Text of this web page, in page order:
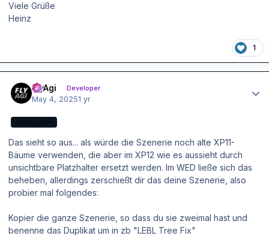
Viele Grüße
Heinz
1
FlyAgi Developer
May 4, 20251 yr
Das sieht so aus... als würde die Szenerie noch alte XP11-
Bäume verwenden, die aber im XP12 wie es aussieht durch
unsichtbare Platzhalter ersetzt werden. Im WED ließe sich das
beheben, allerdings zerschießt dir das deine Szenerie, also
probier mal folgendes:
Kopier die ganze Szenerie, so dass du sie zweimal hast und
benenne das Duplikat um in zb "LEBL Tree Fix"